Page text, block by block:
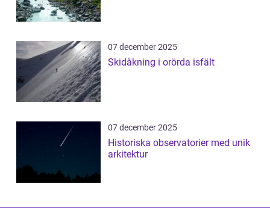
07 december 2025
Skidåkning i orörda isfält
07 december 2025
Historiska observatorier med unik
arkitektur